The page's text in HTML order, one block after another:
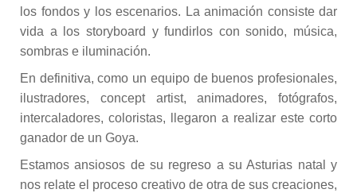
los fondos y los escenarios. La animación consiste dar
vida a los storyboard y fundirlos con sonido, música,
sombras e iluminación.
En definitiva, como un equipo de buenos profesionales,
ilustradores, concept artist, animadores, fotógrafos,
intercaladores, coloristas, llegaron a realizar este corto
ganador de un Goya.
Estamos ansiosos de su regreso a su Asturias natal y
nos relate el proceso creativo de otra de sus creaciones,